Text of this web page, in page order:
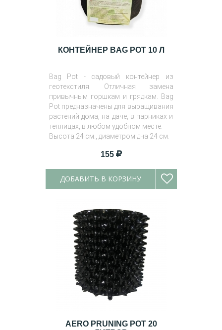
КОНТЕЙНЕР BAG POT 10 Л
Bag Pot - садовый контейнер из
геотекстиля. Отличная замена
привычным горшкам и грядкам. Bag
Pot предназначены для выращивания
растений дома, на даче, в парниках и
теплицах, в любом удобном месте.
Высота 24 см., диаметром дна 24 см.
155
ДОБАВИТЬ В КОРЗИНУ
AERO PRUNING POT 20